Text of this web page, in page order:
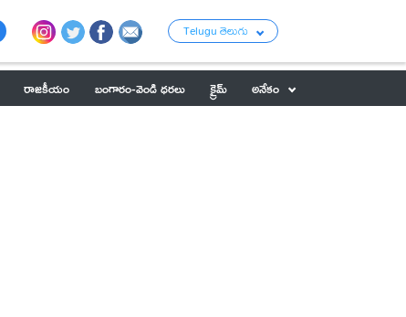
Telugu తెలుగు
రాజకీయం బంగారం-వెండి ధరలు క్రైమ్
అనేకం